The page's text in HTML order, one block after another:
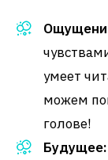
умеет
можем
голове!
Будущее: